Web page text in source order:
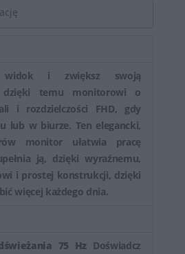
(Flicker-Free) czy funkcje
dłuższe godziny.
skierowane do konkretnych
monitory do grafiki,
czy do zastosowań
mogą mieć specjalne funkcje jak
wysoka częstotliwość
czasu matrycy.
ze względu na ich
obrazu i funkcje dostosowane do
widok i zwiększ swoją
dzięki temu monitorowi o
i rozdzielczości FHD, gdy
lub w biurze. Ten elegancki,
monitor ułatwia pracę
ją, dzięki wyraźnemu,
i prostej konstrukcji, dzięki
więcej każdego dnia.
75 Hz Doświadcz